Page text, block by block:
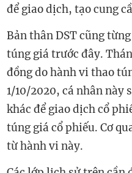
để giao dịch, tạo cung
Bản thân DST cũng
túng giá trước đây.
đồng do hành vi thao
1/10/2020, cá nhân này
khác để giao dịch cổ
túng giá cổ phiếu. Cơ
từ hành vi này.